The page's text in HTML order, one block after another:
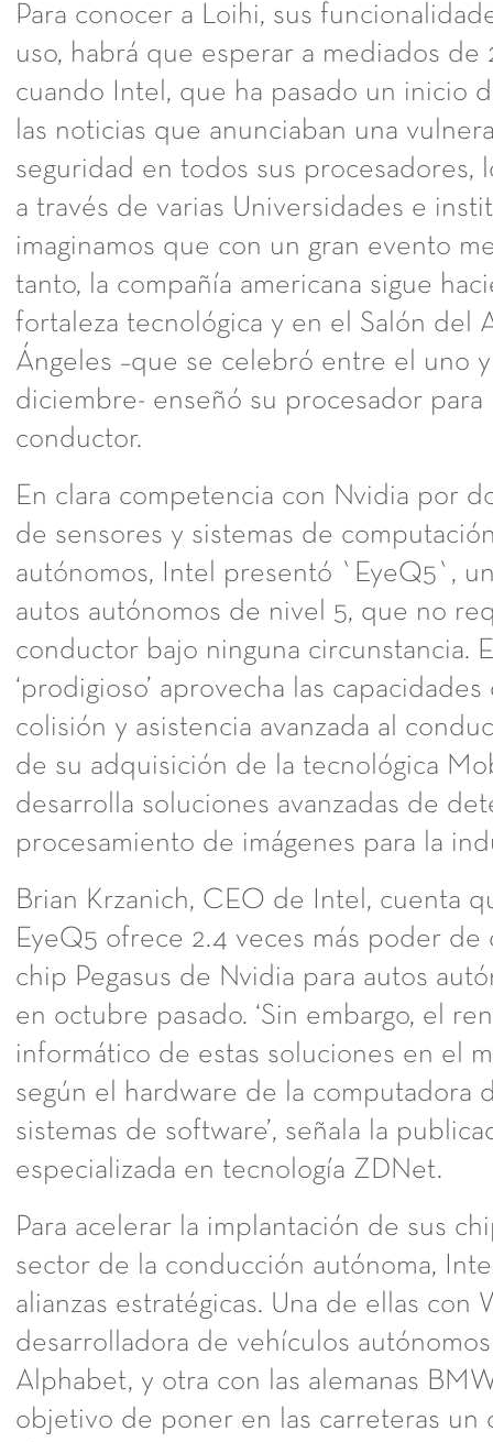
Para conocer a Loihi, sus
uso, habrá que esperar a mediados de
cuando Intel, que ha pasado un inicio
las noticias que anunciaban una
seguridad en todos sus procesadores,
a través de varias Universidades e
imaginamos que con un gran evento
tanto, la compañía americana sigue
fortaleza tecnológica y en el Salón del
Ángeles –que se celebró entre el uno
diciembre- enseñó su procesador para
conductor.
En clara competencia con Nvidia por
de sensores y sistemas de
autónomos, Intel presentó `EyeQ5`,
autos autónomos de nivel 5, que no
conductor bajo ninguna circunstancia.
‘prodigioso’ aprovecha las
colisión y asistencia avanzada al
de su adquisición de la tecnológica
desarrolla soluciones avanzadas de
procesamiento de imágenes para la
Brian Krzanich, CEO de Intel, cuenta
EyeQ5 ofrece 2.4 veces más poder
chip Pegasus de Nvidia para autos
en octubre pasado. ‘Sin embargo, el
informático de estas soluciones en el
según el hardware de la computadora
sistemas de software’, señala la
especializada en tecnología ZDNet.
Para acelerar la implantación de sus
sector de la conducción autónoma,
alianzas estratégicas. Una de ellas con
desarrolladora de vehículos
Alphabet, y otra con las alemanas
objetivo de poner en las carreteras un